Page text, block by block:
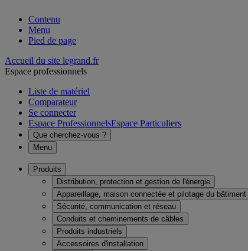
Contenu
Menu
Pied de page
Accueil du site legrand.fr
Espace professionnels
Liste de matériel
Comparateur
Se connecter
Espace ProfessionnelsEspace Particuliers
Que cherchez-vous ?
Menu
Produits
Distribution, protection et gestion de l'énergie
Appareillage, maison connectée et pilotage du bâtiment
Sécurité, communication et réseau
Conduits et cheminements de câbles
Produits industriels
Accessoires d'installation